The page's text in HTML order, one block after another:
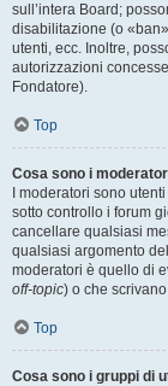
sull’intera Board;
disabilitazione (o
utenti, ecc. Inoltre,
autorizzazioni
Fondatore).
Top
Cosa sono i
I moderatori sono
sotto controllo i forum
cancellare qualsiasi
qualsiasi argomento
moderatori è quello di
off-topic) o che
Top
Cosa sono i gruppi di